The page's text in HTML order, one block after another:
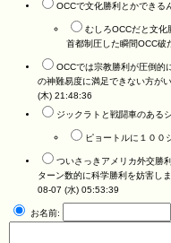
OCCで文化勝利とかできる
むしろOCCだと文化
首都制圧した瞬間OCC破
OCCでは宗教勝利が圧倒的
の神難易度に満足できない方が
(木) 21:48:36
ジックラトと戦闘車のある
ピョートルに１００
ついさっきアメリカ外交勝
ターン数的に科学勝利を妨害し
08-07 (水) 05:53:39
お名前: